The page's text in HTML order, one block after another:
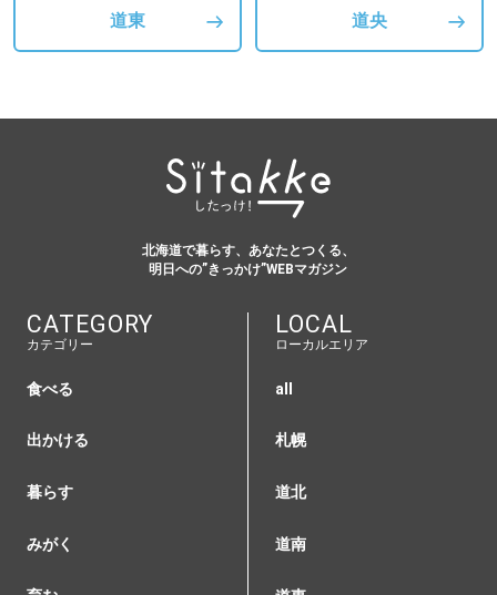
道東 道央
北海道で暮らす、あなたとつくる、
明日への”きっかけ”WEBマガジン
CATEGORY
カテゴリー
食べる
出かける
暮らす
みがく
LOCAL
ローカルエリア
all
札幌
道北
道南